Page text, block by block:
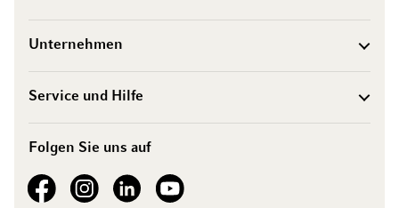
Unternehmen
Service und Hilfe
Folgen Sie uns auf
See our FacebookSee our Instagram account
See our LinkedInSee our YouTube channel